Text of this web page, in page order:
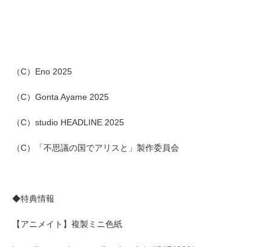
（C）Eno 2025
（C）Gonta Ayame 2025
（C）studio HEADLINE 2025
（C）「不思議の国でアリスと」製作委員会
◆特典情報
【アニメイト】複製ミニ色紙